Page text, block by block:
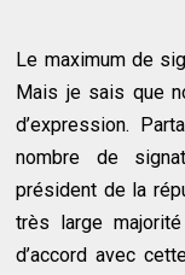
Le maximum de
Mais je sais que
d’expression.
nombre de
président de la
très large
d’accord avec